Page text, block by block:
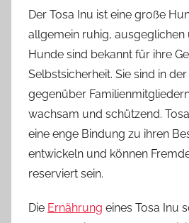
Der Tosa Inu ist eine große
allgemein ruhig, ausgeglichen
Hunde sind bekannt für ihre
Selbstsicherheit. Sie sind in
gegenüber
wachsam und schützend.
eine enge Bindung zu ihren
entwickeln und können
reserviert sein.
Die Ernährung eines Tosa Inu